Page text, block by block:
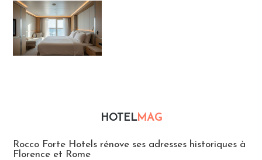
HOTELMAG
Rocco Forte Hotels rénove ses adresses historiques à
Florence et Rome